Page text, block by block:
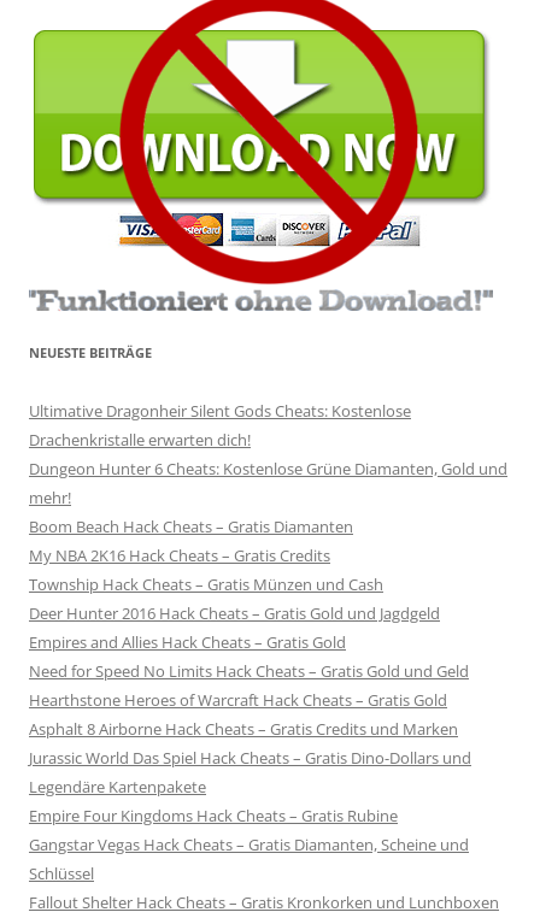
NEUESTE BEITRÄGE
Ultimative Dragonheir Silent Gods Cheats: Kostenlose
Drachenkristalle erwarten dich!
Dungeon Hunter 6 Cheats: Kostenlose Grüne Diamanten, Gold und
mehr!
Boom Beach Hack Cheats – Gratis Diamanten
My NBA 2K16 Hack Cheats – Gratis Credits
Township Hack Cheats – Gratis Münzen und Cash
Deer Hunter 2016 Hack Cheats – Gratis Gold und Jagdgeld
Empires and Allies Hack Cheats – Gratis Gold
Need for Speed No Limits Hack Cheats – Gratis Gold und Geld
Hearthstone Heroes of Warcraft Hack Cheats – Gratis Gold
Asphalt 8 Airborne Hack Cheats – Gratis Credits und Marken
Jurassic World Das Spiel Hack Cheats – Gratis Dino-Dollars und
Legendäre Kartenpakete
Empire Four Kingdoms Hack Cheats – Gratis Rubine
Gangstar Vegas Hack Cheats – Gratis Diamanten, Scheine und
Schlüssel
Fallout Shelter Hack Cheats – Gratis Kronkorken und Lunchboxen